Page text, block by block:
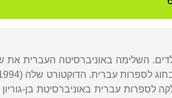
השלימה באוניברסיטה העברית